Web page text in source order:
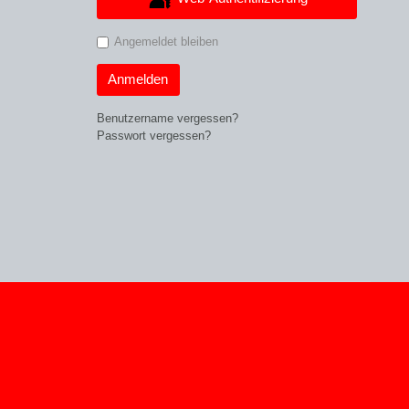
Angemeldet bleiben
Anmelden
Benutzername vergessen?
Passwort vergessen?